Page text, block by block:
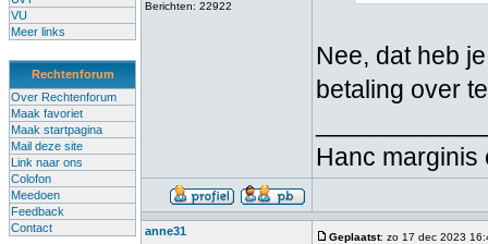
VU
Meer links
Rechtenforum
Over Rechtenforum
Maak favoriet
Maak startpagina
Mail deze site
Link naar ons
Colofon
Meedoen
Feedback
Contact
Berichten: 22922
Nee, dat heb
betaling over
Hanc marginis
anne31 Geplaatst: zo 17 dec 2023